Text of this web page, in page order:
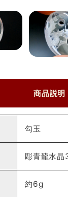
商品説明
勾玉
彫青龍水
約6g